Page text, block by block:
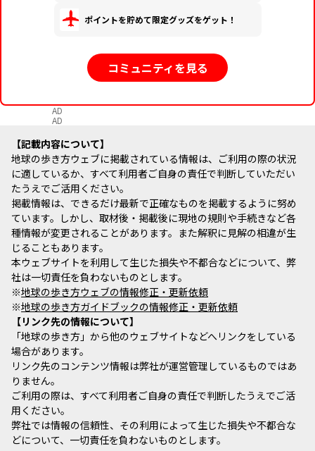
ポイントを貯めて限定グッズをゲット！
コミュニティを見る
AD
AD
記載内容について
地球の歩き方ウェブに掲載されている情報は、ご利用の際の状況
に適しているか、すべて利用者ご自身の責任で判断していただい
たうえでご活用ください。
掲載情報は、できるだけ最新で正確なものを掲載するように努め
ています。しかし、取材後・掲載後に現地の規則や手続きなど各
種情報が変更されることがあります。また解釈に見解の相違が生
じることもあります。
本ウェブサイトを利用して生じた損失や不都合などについて、弊
社は一切責任を負わないものとします。
※地球の歩き方ウェブの情報修正・更新依頼
※地球の歩き方ガイドブックの情報修正・更新依頼
リンク先の情報について
「地球の歩き方」から他のウェブサイトなどへリンクをしている
場合があります。
リンク先のコンテンツ情報は弊社が運営管理しているものではあ
りません。
ご利用の際は、すべて利用者ご自身の責任で判断したうえでご活
用ください。
弊社では情報の信頼性、その利用によって生じた損失や不都合な
どについて、一切責任を負わないものとします。